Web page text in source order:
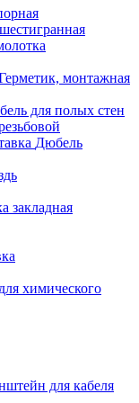
монтажная
для полых стен
Дюбель
закладная
химического
для кабеля